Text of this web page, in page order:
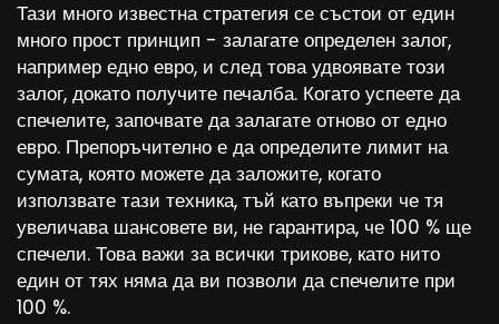
Тази много известна стратегия се състои от един
много прост принцип - залагате определен залог,
например едно евро, и след това удвоявате този
залог, докато получите печалба. Когато успеете да
спечелите, започвате да залагате отново от едно
евро. Препоръчително е да определите лимит на
сумата, която можете да заложите, когато
използвате тази техника, тъй като въпреки че тя
увеличава шансовете ви, не гарантира, че 100 % ще
спечели. Това важи за всички трикове, като нито
един от тях няма да ви позволи да спечелите при
100 %.